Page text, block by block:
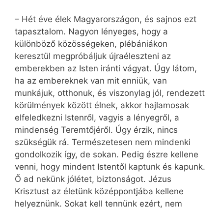
– Hét éve élek Magyarországon, és sajnos ezt
tapasztalom. Nagyon lényeges, hogy a
különböző közösségeken, plébániákon
keresztül megpróbáljuk újraéleszteni az
emberekben az Isten iránti vágyat. Úgy látom,
ha az embereknek van mit enniük, van
munkájuk, otthonuk, és viszonylag jól, rendezett
körülmények között élnek, akkor hajlamosak
elfeledkezni Istenről, vagyis a lényegről, a
mindenség Teremtőjéről. Úgy érzik, nincs
szükségük rá. Természetesen nem mindenki
gondolkozik így, de sokan. Pedig észre kellene
venni, hogy mindent Istentől kaptunk és kapunk.
Ő ad nekünk jólétet, biztonságot. Jézus
Krisztust az életünk középpontjába kellene
helyeznünk. Sokat kell tennünk ezért, nem